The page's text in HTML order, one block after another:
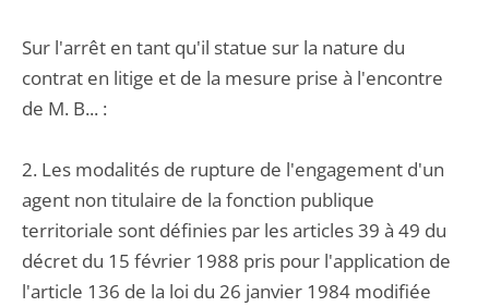
Sur l'arrêt en tant qu'il statue sur la nature du
contrat en litige et de la mesure prise à l'encontre
de M. B... :
2. Les modalités de rupture de l'engagement d'un
agent non titulaire de la fonction publique
territoriale sont définies par les articles 39 à 49 du
décret du 15 février 1988 pris pour l'application de
l'article 136 de la loi du 26 janvier 1984 modifiée